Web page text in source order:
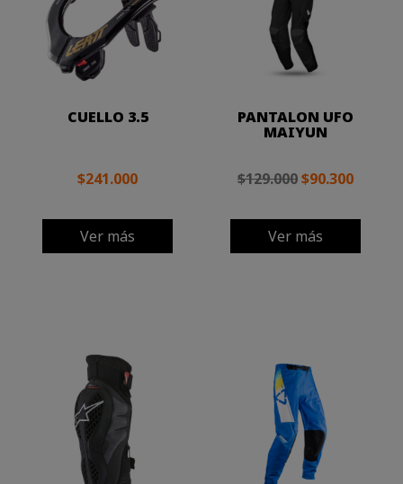
CUELLO 3.5
$241.000
Ver más
PANTALON UFO
MAIYUN
$129.000$90.300
Ver más